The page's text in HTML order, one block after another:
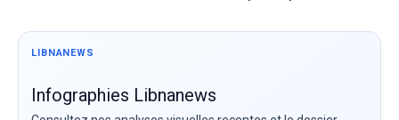
LIBNANEWS
Infographies Libnanews